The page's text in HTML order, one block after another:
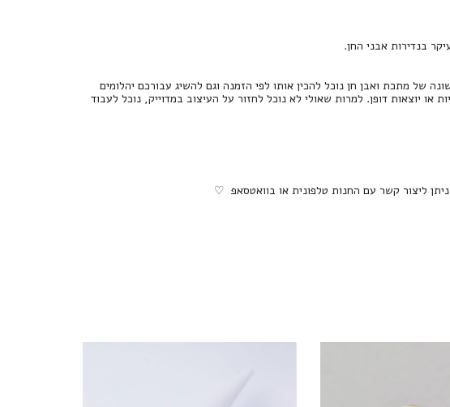
של מתכת ואבן חן נוכל להכין אותו לפי הזמנה וגם להשיג עבורכם יהלומים
או יוצאות דופן. למרות שאולי לא נוכל לחזור על העיצוב במדוייק, נוכל לעבוד
ליצור קשר עם החנות טלפונית או בוואטסאפ ♡